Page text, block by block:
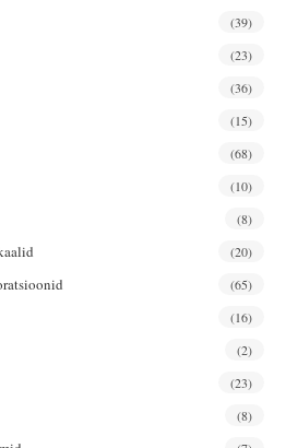
(39)
(23)
(36)
(15)
(68)
(10)
(8)
(20)
(65)
(16)
(2)
(23)
(8)